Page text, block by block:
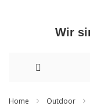
Wir
Home Outdoor